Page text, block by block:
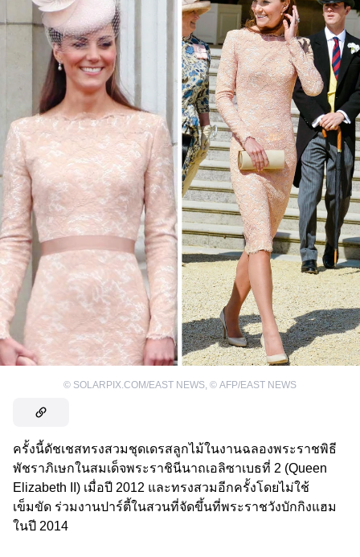
© SOLARPIX.COM/EAST NEWS, © AFP/EAST NEWS
ครั้งนี้ดัชเชสทรงสวมชุดเดรสลูกไม้ในงานฉลองพระราชพิธี
พัชราภิเษกในสมเด็จพระราชินีนาถเอลิซาเบธที่ 2 (Queen
Elizabeth II) เมื่อปี 2012 และทรงสวมอีกครั้งโดยไม่ใช้
เข็มขัด ร่วมงานปาร์ตี้ในสวนที่จัดขึ้นที่พระราชวังบักกิงแฮม
ในปี 2014